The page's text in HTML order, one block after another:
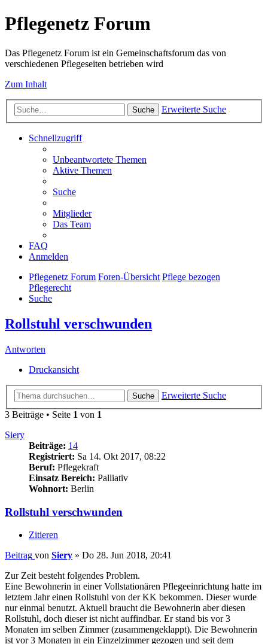
Pflegenetz Forum
Das Pflegenetz Forum ist ein Gemeinschaftsforum das von
verschiedenen Pflegeseiten betrieben wird
Zum Inhalt
Suche Erweiterte Suche
Schnellzugriff
Unbeantwortete Themen
Aktive Themen
Suche
Mitglieder
Das Team
FAQ
Anmelden
Pflegenetz Forum Foren-Übersicht Pflege bezogen
Pflegerecht
Suche
Rollstuhl verschwunden
Antworten
Druckansicht
Suche
Erweiterte Suche
3 Beiträge • Seite 1 von 1
Siery
Beiträge: 14
Registriert: Sa 14. Okt 2017, 08:22
Beruf: Pflegekraft
Einsatz Bereich: Palliativ
Wohnort: Berlin
Rollstuhl verschwunden
Zitieren
Beitrag von Siery » Do 28. Jun 2018, 20:41
Zur Zeit besteht folgendes Problem.
Eine Bewohnerin in einer Vollstationären Pflegeeinrichtung hatte im
letztem Jahr einen Rollstuhl von der KK bekommen. Dieser wurde
nur einmal benutzt. Aktuell braucht die Bewohnerin aber diesen
Rollstuhl, doch dieser ist nicht auffindbar. Er stand bis vor 3
Monaten im selben Zimmer (zusammengeklappt). Die Bewohnerin
ist vor 3 Monaten in ein Einzelzimmer gezogen und seit dem